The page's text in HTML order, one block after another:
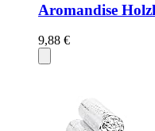
Aromandise
9,88 €